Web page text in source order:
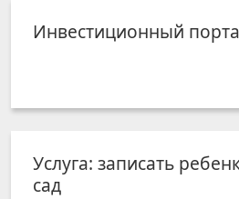
Инвестиционный
Услуга: записать
сад